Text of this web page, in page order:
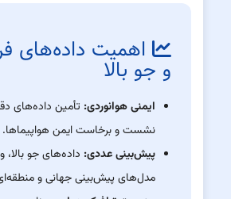
اهمیت داده‌های
و جو بالا
ایمنی هوانوردی: تأمین داده‌های
نشست و برخاست ایمن هواپیماها.
پیش‌بینی عددی: داده‌های جو
مدل‌های پیش‌بینی جهانی و